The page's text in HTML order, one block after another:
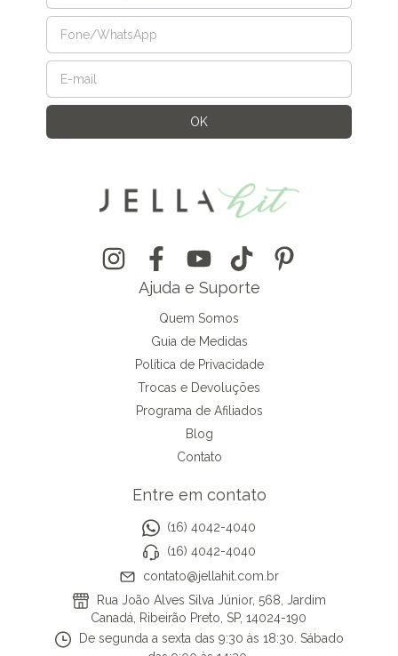
Ajuda e Suporte
Quem Somos
Guia de Medidas
Política de Privacidade
Trocas e Devoluções
Programa de Afiliados
Blog
Contato
Entre em contato
(16) 4042-4040
(16) 4042-4040
contato@jellahit.com.br
Rua João Alves Silva Júnior, 568, Jardim
Canadá, Ribeirão Preto, SP, 14024-190
De segunda a sexta das 9:30 às 18:30. Sábado